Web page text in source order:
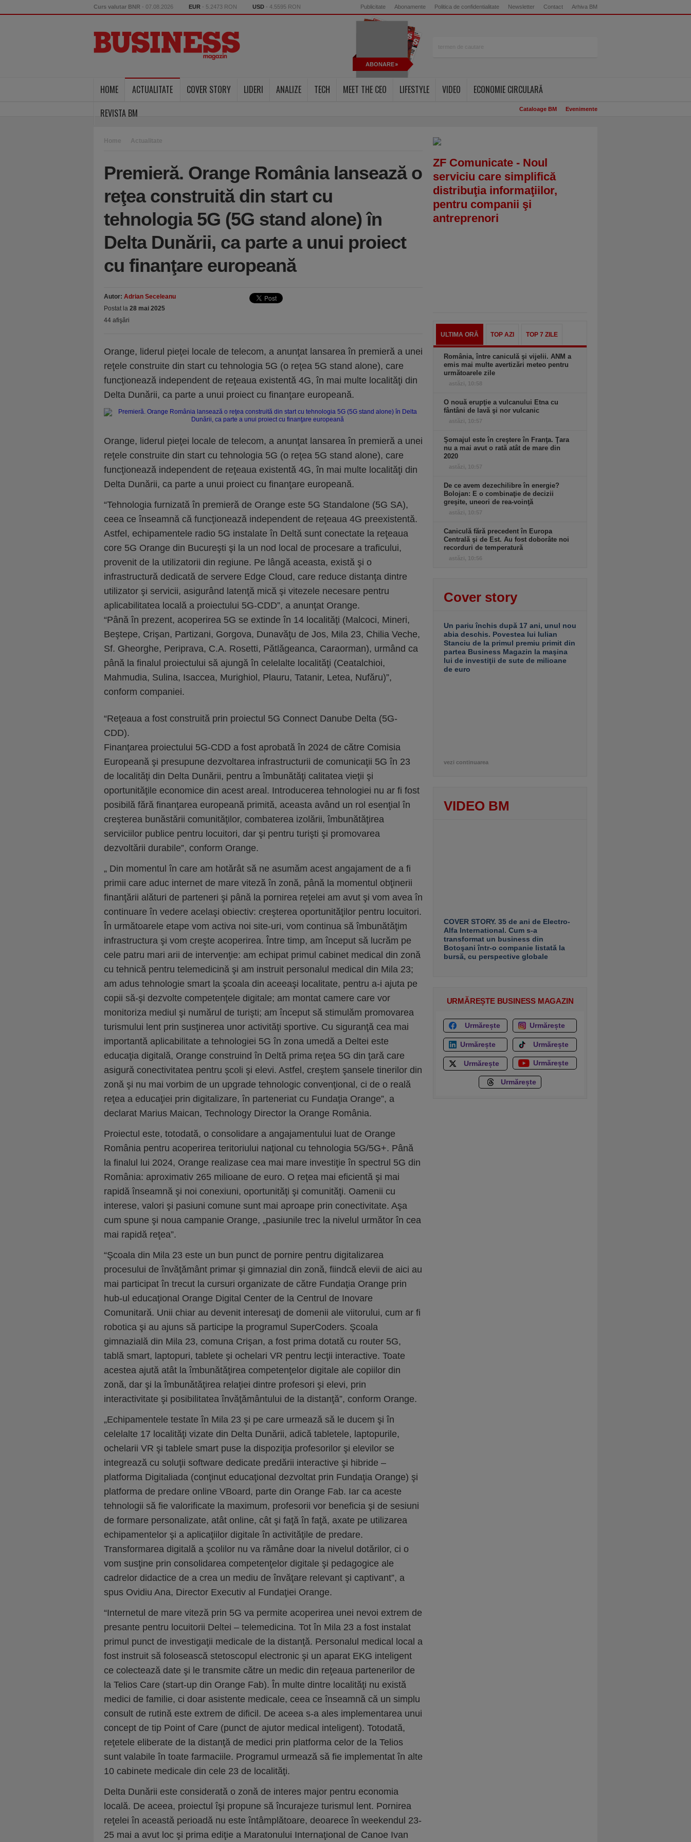
Curs valutar BNR - 07.08.2026 EUR - 5.2473 RON USD - 4.5595 RON Publicitate Abonamente Politica de confidentialitate Newsletter Contact Arhiva BM
ABONARE
HOME ACTUALITATE COVER STORY LIDERI ANALIZE TECH MEET THE CEO LIFESTYLE VIDEO
ECONOMIE CIRCULARĂ
REVISTA BM
Cataloage BM Evenimente
Home Actualitate
Premieră. Orange România lansează o
reţea construită din start cu
tehnologia 5G (5G stand alone) în
Delta Dunării, ca parte a unui proiect
cu finanţare europeană
Autor: Adrian Seceleanu
Postat la 28 mai 2025
44 afişări
Orange, liderul pieţei locale de telecom, a anunţat lansarea în premieră a unei
reţele construite din start cu tehnologia 5G (o reţea 5G stand alone), care
funcţionează independent de reţeaua existentă 4G, în mai multe localităţi din
Delta Dunării, ca parte a unui proiect cu finanţare europeană.
Orange, liderul pieţei locale de telecom, a anunţat lansarea în premieră a unei
reţele construite din start cu tehnologia 5G (o reţea 5G stand alone), care
funcţionează independent de reţeaua existentă 4G, în mai multe localităţi din
Delta Dunării, ca parte a unui proiect cu finanţare europeană.
“Tehnologia furnizată în premieră de Orange este 5G Standalone (5G SA),
ceea ce înseamnă că funcţionează independent de reţeaua 4G preexistentă.
Astfel, echipamentele radio 5G instalate în Deltă sunt conectate la reţeaua
core 5G Orange din Bucureşti şi la un nod local de procesare a traficului,
provenit de la utilizatorii din regiune. Pe lângă aceasta, există şi o
infrastructură dedicată de servere Edge Cloud, care reduce distanţa dintre
utilizator şi servicii, asigurând latenţă mică şi vitezele necesare pentru
aplicabilitatea locală a proiectului 5G-CDD”, a anunţat Orange.
“Până în prezent, acoperirea 5G se extinde în 14 localităţi (Malcoci, Mineri,
Beştepe, Crişan, Partizani, Gorgova, Dunavăţu de Jos, Mila 23, Chilia Veche,
Sf. Gheorghe, Periprava, C.A. Rosetti, Pătlăgeanca, Caraorman), urmând ca
până la finalul proiectului să ajungă în celelalte localităţi (Ceatalchioi,
Mahmudia, Sulina, Isaccea, Murighiol, Plauru, Tatanir, Letea, Nufăru)”,
conform companiei.
“Reţeaua a fost construită prin proiectul 5G Connect Danube Delta (5G-
CDD).
Finanţarea proiectului 5G-CDD a fost aprobată în 2024 de către Comisia
Europeană şi presupune dezvoltarea infrastructurii de comunicaţii 5G în 23
de localităţi din Delta Dunării, pentru a îmbunătăţi calitatea vieţii şi
oportunităţile economice din acest areal. Introducerea tehnologiei nu ar fi fost
posibilă fără finanţarea europeană primită, aceasta având un rol esenţial în
creşterea bunăstării comunităţilor, combaterea izolării, îmbunătăţirea
serviciilor publice pentru locuitori, dar şi pentru turişti şi promovarea
dezvoltării durabile”, conform Orange.
„ Din momentul în care am hotărât să ne asumăm acest angajament de a fi
primii care aduc internet de mare viteză în zonă, până la momentul obţinerii
finanţării alături de parteneri şi până la pornirea reţelei am avut şi vom avea în
continuare în vedere acelaşi obiectiv: creşterea oportunităţilor pentru locuitori.
În următoarele etape vom activa noi site-uri, vom continua să îmbunătăţim
infrastructura şi vom creşte acoperirea. Între timp, am început să lucrăm pe
cele patru mari arii de intervenţie: am echipat primul cabinet medical din zonă
cu tehnică pentru telemedicină şi am instruit personalul medical din Mila 23;
am adus tehnologie smart la şcoala din aceeaşi localitate, pentru a-i ajuta pe
copii să-şi dezvolte competenţele digitale; am montat camere care vor
monitoriza mediul şi numărul de turişti; am început să stimulăm promovarea
turismului lent prin susţinerea unor activităţi sportive. Cu siguranţă cea mai
importantă aplicabilitate a tehnologiei 5G în zona umedă a Deltei este
educaţia digitală, Orange construind în Deltă prima reţea 5G din ţară care
asigură conectivitatea pentru şcoli şi elevi. Astfel, creştem şansele tinerilor din
zonă şi nu mai vorbim de un upgrade tehnologic convenţional, ci de o reală
reţea a educaţiei prin digitalizare, în parteneriat cu Fundaţia Orange”, a
declarat Marius Maican, Technology Director la Orange România.
Proiectul este, totodată, o consolidare a angajamentului luat de Orange
România pentru acoperirea teritoriului naţional cu tehnologia 5G/5G+. Până
la finalul lui 2024, Orange realizase cea mai mare investiţie în spectrul 5G din
România: aproximativ 265 milioane de euro. O reţea mai eficientă şi mai
rapidă înseamnă şi noi conexiuni, oportunităţi şi comunităţi. Oamenii cu
interese, valori şi pasiuni comune sunt mai aproape prin conectivitate. Aşa
cum spune şi noua campanie Orange, „pasiunile trec la nivelul următor în cea
mai rapidă reţea”.
“Şcoala din Mila 23 este un bun punct de pornire pentru digitalizarea
procesului de învăţământ primar şi gimnazial din zonă, fiindcă elevii de aici au
mai participat în trecut la cursuri organizate de către Fundaţia Orange prin
hub-ul educaţional Orange Digital Center de la Centrul de Inovare
Comunitară. Unii chiar au devenit interesaţi de domenii ale viitorului, cum ar fi
robotica şi au ajuns să participe la programul SuperCoders. Şcoala
gimnazială din Mila 23, comuna Crişan, a fost prima dotată cu router 5G,
tablă smart, laptopuri, tablete şi ochelari VR pentru lecţii interactive. Toate
acestea ajută atât la îmbunătăţirea competenţelor digitale ale copiilor din
zonă, dar şi la îmbunătăţirea relaţiei dintre profesori şi elevi, prin
interactivitate şi posibilitatea învăţământului de la distanţă”, conform Orange.
„Echipamentele testate în Mila 23 şi pe care urmează să le ducem şi în
celelalte 17 localităţi vizate din Delta Dunării, adică tabletele, laptopurile,
ochelarii VR şi tablele smart puse la dispoziţia profesorilor şi elevilor se
integrează cu soluţii software dedicate predării interactive şi hibride –
platforma Digitaliada (conţinut educaţional dezvoltat prin Fundaţia Orange) şi
platforma de predare online VBoard, parte din Orange Fab. Iar ca aceste
tehnologii să fie valorificate la maximum, profesorii vor beneficia şi de sesiuni
de formare personalizate, atât online, cât şi faţă în faţă, axate pe utilizarea
echipamentelor şi a aplicaţiilor digitale în activităţile de predare.
Transformarea digitală a şcolilor nu va rămâne doar la nivelul dotărilor, ci o
vom susţine prin consolidarea competenţelor digitale şi pedagogice ale
cadrelor didactice de a crea un mediu de învăţare relevant şi captivant”, a
spus Ovidiu Ana, Director Executiv al Fundaţiei Orange.
“Internetul de mare viteză prin 5G va permite acoperirea unei nevoi extrem de
presante pentru locuitorii Deltei – telemedicina. Tot în Mila 23 a fost instalat
primul punct de investigaţii medicale de la distanţă. Personalul medical local a
fost instruit să folosească stetoscopul electronic şi un aparat EKG inteligent
ce colectează date şi le transmite către un medic din reţeaua partenerilor de
la Telios Care (start-up din Orange Fab). În multe dintre localităţi nu există
medici de familie, ci doar asistente medicale, ceea ce înseamnă că un simplu
consult de rutină este extrem de dificil. De aceea s-a ales implementarea unui
concept de tip Point of Care (punct de ajutor medical inteligent). Totodată,
reţetele eliberate de la distanţă de medici prin platforma celor de la Telios
sunt valabile în toate farmaciile. Programul urmează să fie implementat în alte
10 cabinete medicale din cele 23 de localităţi.
Delta Dunării este considerată o zonă de interes major pentru economia
locală. De aceea, proiectul îşi propune să încurajeze turismul lent. Pornirea
reţelei în această perioadă nu este întâmplătoare, deoarece în weekendul 23-
25 mai a avut loc şi prima ediţie a Maratonului Internaţional de Canoe Ivan
ZF Comunicate - Noul
serviciu care simplifică
distribuţia informaţiilor,
pentru companii şi
antreprenori
ULTIMA ORĂ TOP AZI TOP 7 ZILE
România, între caniculă şi vijelii. ANM a
emis mai multe avertizări meteo pentru
următoarele zile
astăzi, 10:58
O nouă erupţie a vulcanului Etna cu
fântâni de lavă şi nor vulcanic
astăzi, 10:57
Şomajul este în creştere în Franţa. Ţara
nu a mai avut o rată atât de mare din
2020
astăzi, 10:57
De ce avem dezechilibre în energie?
Bolojan: E o combinaţie de decizii
greşite, uneori de rea-voinţă
astăzi, 10:57
Caniculă fără precedent în Europa
Centrală şi de Est. Au fost doborâte noi
recorduri de temperatură
astăzi, 10:56
Cover story
Un pariu închis după 17 ani, unul nou
abia deschis. Povestea lui Iulian
Stanciu de la primul premiu primit din
partea Business Magazin la maşina
lui de investiţii de sute de milioane
de euro
vezi continuarea
VIDEO BM
COVER STORY. 35 de ani de Electro-
Alfa International. Cum s-a
transformat un business din
Botoşani într-o companie listată la
bursă, cu perspective globale
URMĂREȘTE BUSINESS MAGAZIN
Urmărește Urmărește
Urmărește Urmărește
Urmărește Urmărește
Urmărește